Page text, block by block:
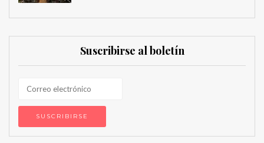
Suscribirse al boletín